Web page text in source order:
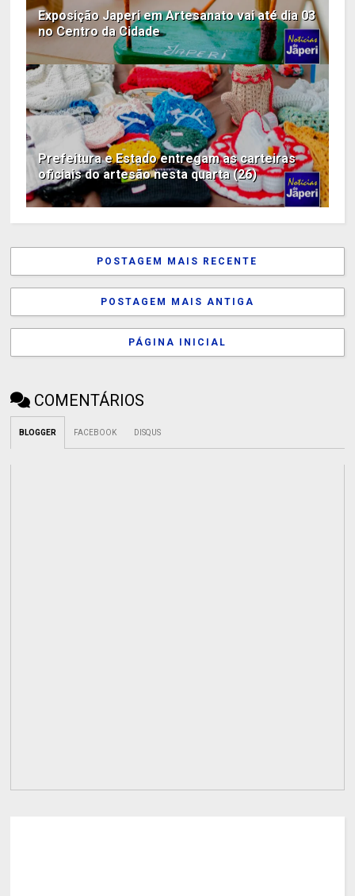
Exposição Japeri em Artesanato vai até dia 03
no Centro da Cidade
Prefeitura e Estado entregam as carteiras
oficiais do artesão nesta quarta (26)
POSTAGEM MAIS RECENTE
POSTAGEM MAIS ANTIGA
PÁGINA INICIAL
COMENTÁRIOS
BLOGGER FACEBOOK DISQUS